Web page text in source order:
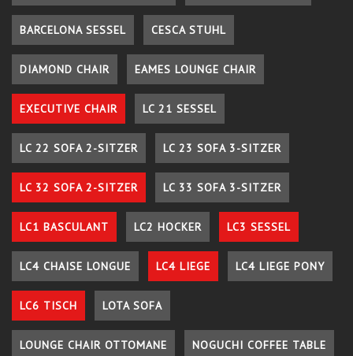
BARCELONA SESSEL CESCA STUHL
DIAMOND CHAIR EAMES LOUNGE CHAIR
EXECUTIVE CHAIR LC 21 SESSEL
LC 22 SOFA 2-SITZER LC 23 SOFA 3-SITZER
LC 32 SOFA 2-SITZER LC 33 SOFA 3-SITZER
LC1 BASCULANT LC2 HOCKER LC3 SESSEL
LC4 CHAISE LONGUE LC4 LIEGE LC4 LIEGE PONY
LC6 TISCH LOTA SOFA
LOUNGE CHAIR OTTOMANE NOGUCHI COFFEE TABLE